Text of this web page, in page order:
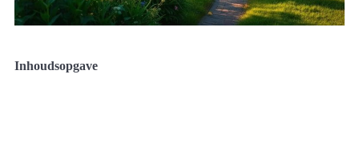
Inhoudsopgave